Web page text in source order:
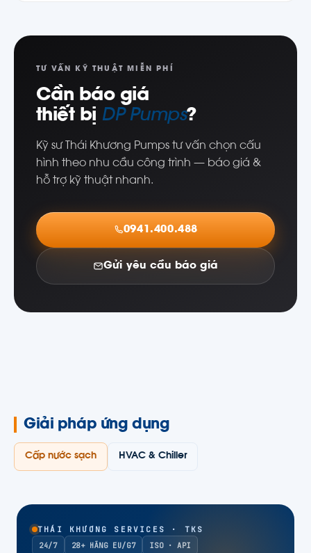
TƯ VẤN KỸ THUẬT MIỄN PHÍ
Cần báo giá
thiết bị DP Pumps?
Kỹ sư Thái Khương Pumps tư vấn chọn cấu
hình theo nhu cầu công trình — báo giá &
hỗ trợ kỹ thuật nhanh.
0941.400.488
Gửi yêu cầu báo giá
Giải pháp ứng dụng
Cấp nước sạch HVAC & Chiller
THÁI KHƯƠNG SERVICES · TKS
24/7
28+ HÃNG EU/G7 ISO · API